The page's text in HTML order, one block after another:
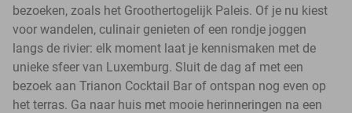
bezoeken, zoals het Groothertogelijk Paleis. Of je nu kiest
voor wandelen, culinair genieten of een rondje joggen
langs de rivier: elk moment laat je kennismaken met de
unieke sfeer van Luxemburg. Sluit de dag af met een
bezoek aan Trianon Cocktail Bar of ontspan nog even op
het terras. Ga naar huis met mooie herinneringen na een